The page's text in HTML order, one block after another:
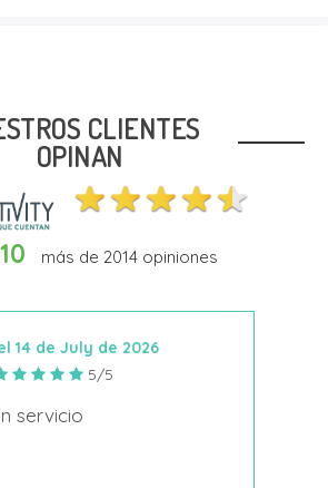
CLIENTES
OPINAN
más de 2014opiniones
14 de July de 2026
5/5
servicio